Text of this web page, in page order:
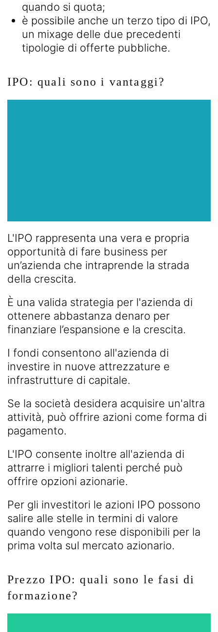
quando si quota;
è possibile anche un terzo tipo di IPO,
un mixage delle due precedenti
tipologie di offerte pubbliche.
IPO: quali sono i vantaggi?
L'IPO rappresenta una vera e propria
opportunità di fare business per
un’azienda che intraprende la strada
della crescita.
È una valida strategia per l'azienda di
ottenere abbastanza denaro per
finanziare l’espansione e la crescita.
I fondi consentono all'azienda di
investire in nuove attrezzature e
infrastrutture di capitale.
Se la società desidera acquisire un'altra
attività, può offrire azioni come forma di
pagamento.
L'IPO consente inoltre all'azienda di
attrarre i migliori talenti perché può
offrire opzioni azionarie.
Per gli investitori le azioni IPO possono
salire alle stelle in termini di valore
quando vengono rese disponibili per la
prima volta sul mercato azionario.
Prezzo IPO: quali sono le fasi di
formazione?